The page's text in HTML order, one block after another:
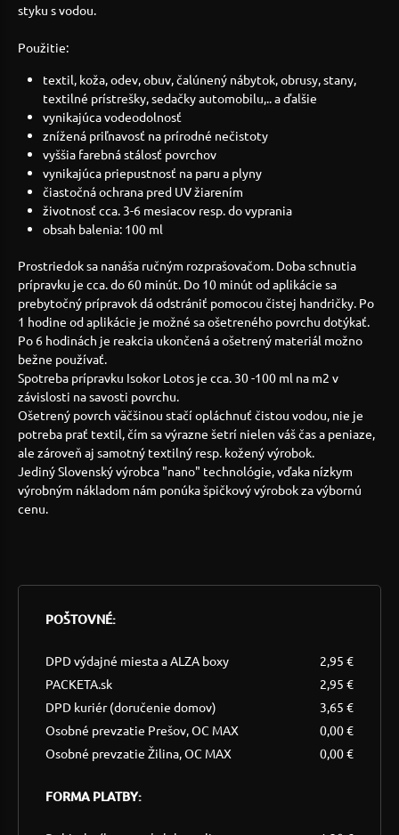
styku s vodou.
Použitie:
textil, koža, odev, obuv, čalúnený nábytok, obrusy, stany,
textilné prístrešky, sedačky automobilu,.. a ďalšie
vynikajúca vodeodolnosť
znížená priľnavosť na prírodné nečistoty
vyššia farebná stálosť povrchov
vynikajúca priepustnosť na paru a plyny
čiastočná ochrana pred UV žiarením
životnosť cca. 3-6 mesiacov resp. do vyprania
obsah balenia: 100 ml
Prostriedok sa nanáša ručným rozprašovačom. Doba schnutia
prípravku je cca. do 60 minút. Do 10 minút od aplikácie sa
prebytočný prípravok dá odstrániť pomocou čistej handričky. Po
1 hodine od aplikácie je možné sa ošetreného povrchu dotýkať.
Po 6 hodinách je reakcia ukončená a ošetrený materiál možno
bežne používať.
Spotreba prípravku Isokor Lotos je cca. 30 -100 ml na m2 v
závislosti na savosti povrchu.
Ošetrený povrch väčšinou stačí opláchnuť čistou vodou, nie je
potreba prať textil, čím sa výrazne šetrí nielen váš čas a peniaze,
ale zároveň aj samotný textilný resp. kožený výrobok.
Jediný Slovenský výrobca "nano" technológie, vďaka nízkym
výrobným nákladom nám ponúka špičkový výrobok za výbornú
cenu.
POŠTOVNÉ:
DPD výdajné miesta a ALZA boxy
2,95 €
PACKETA.sk
2,95 €
DPD kuriér (doručenie domov)
3,65 €
Osobné prevzatie Prešov, OC MAX
0,00 €
Osobné prevzatie Žilina, OC MAX
0,00 €
FORMA PLATBY: